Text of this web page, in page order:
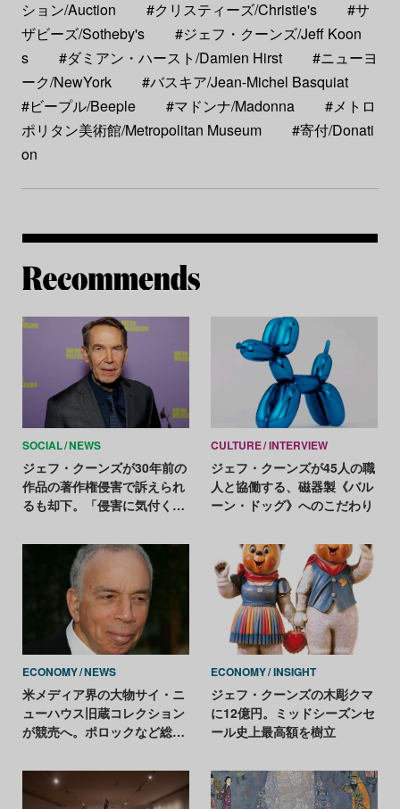
ション/Auction
#クリスティーズ/Christie's
#サ
ザビーズ/Sotheby's
#ジェフ・クーンズ/Jeff Koon
s
#ダミアン・ハースト/Damien Hirst
#ニューヨ
ーク/NewYork
#バスキア/Jean-Michel Basquiat
#ビープル/Beeple
#マドンナ/Madonna
#メトロ
ポリタン美術館/Metropolitan Museum
#寄付/Donati
on
SOCIAL NEWS
ジェフ・クーンズが30年前の
作品の著作権侵害で訴えられ
るも却下。「侵害に気付くの
CULTURE INTERVIEW
ジェフ・クーンズが45人の職
人と協働する、磁器製《バル
ーン・ドッグ》へのこだわり
ECONOMY NEWS
米メディア界の大物サイ・ニ
ューハウス旧蔵コレクション
が競売へ。ポロックなど総額
ECONOMY INSIGHT
ジェフ・クーンズの木彫クマ
に12億円。ミッドシーズンセ
ール史上最高額を樹立